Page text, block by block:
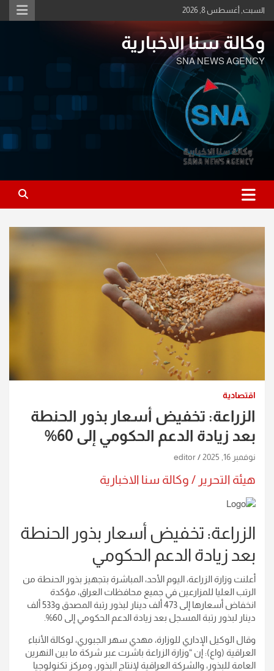
Skip
to
السبت, أغسطس 8, 2026
وكالة سنا الاخبارية
SNA NEWS AGENCY
اقتصادية
الزراعة: تخفيض أسعار بذور الحنطة
بعد زيادة الدعم الحكومي إلى 60%
نوفمبر 16, 2025 editor
هيئة التحرير / وكالة سنا الاخبارية
الزراعة: تخفيض أسعار بذور الحنطة
بعد زيادة الدعم الحكومي
أعلنت وزارة الزراعة، اليوم الأحد، المباشرة بتجهيز بذور الحنطة من
الرتب العليا للمزارعين في جميع محافظات العراق، مؤكدة
انخفاض أسعارها إلى 473 ألف دينار لبذور رتبة المصدق و533 ألف
دينار لبذور رتبة المسجل بعد زيادة الدعم الحكومي إلى 60%.
وقال الوكيل الإداري للوزارة، مهدي سهر الجبوري، لوكالة الأنباء
العراقية (واع): إن “وزارة الزراعة باشرت عبر شركة ما بين النهرين
العامة للبذور، والشركة العراقية لإنتاج البذور، ومركز تكنولوجيا